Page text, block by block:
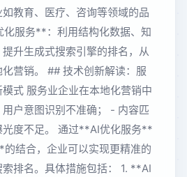
教育、医疗、咨询等领域的品
服务**：利用结构化数据、知
升生成式搜索引擎的排名，从
营销。 ## 技术创新解读：服
式 服务业企业在本地化营销中
户意图识别不准确； - 内容匹
光度不足。 通过**AI优化服务**
结合，企业可以实现更精准的
排名。具体措施包括： 1. **AI